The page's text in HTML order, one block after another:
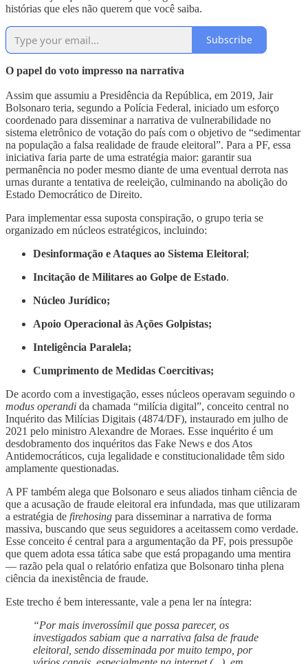
histórias que eles não querem que você saiba.
Subscribe
O papel do voto impresso na narrativa
Assim que assumiu a Presidência da República, em 2019, Jair
Bolsonaro teria, segundo a Polícia Federal, iniciado um esforço
coordenado para disseminar a narrativa de vulnerabilidade no
sistema eletrônico de votação do país com o objetivo de “sedimentar
na população a falsa realidade de fraude eleitoral”. Para a PF, essa
iniciativa faria parte de uma estratégia maior: garantir sua
permanência no poder mesmo diante de uma eventual derrota nas
urnas durante a tentativa de reeleição, culminando na abolição do
Estado Democrático de Direito.
Para implementar essa suposta conspiração, o grupo teria se
organizado em núcleos estratégicos, incluindo:
Desinformação e Ataques ao Sistema Eleitoral;
Incitação de Militares ao Golpe de Estado.
Núcleo Jurídico;
Apoio Operacional às Ações Golpistas;
Inteligência Paralela;
Cumprimento de Medidas Coercitivas;
De acordo com a investigação, esses núcleos operavam seguindo o
modus operandi da chamada “milícia digital”, conceito central no
Inquérito das Milícias Digitais (4874/DF), instaurado em julho de
2021 pelo ministro Alexandre de Moraes. Esse inquérito é um
desdobramento dos inquéritos das Fake News e dos Atos
Antidemocráticos, cuja legalidade e constitucionalidade têm sido
amplamente questionadas.
A PF também alega que Bolsonaro e seus aliados tinham ciência de
que a acusação de fraude eleitoral era infundada, mas que utilizaram
a estratégia de firehosing para disseminar a narrativa de forma
massiva, buscando que seus seguidores a aceitassem como verdade.
Esse conceito é central para a argumentação da PF, pois pressupõe
que quem adota essa tática sabe que está propagando uma mentira
— razão pela qual o relatório enfatiza que Bolsonaro tinha plena
ciência da inexistência de fraude.
Este trecho é bem interessante, vale a pena ler na íntegra:
“Por mais inverossímil que possa parecer, os
investigados sabiam que a narrativa falsa de fraude
eleitoral, sendo disseminada por muito tempo, por